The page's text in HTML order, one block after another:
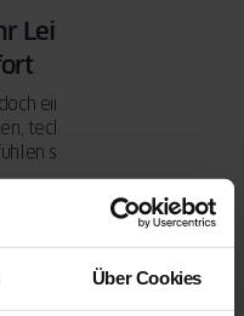
Über Cookies
Leitfaden zu
eine Herausforderung
technischen Begriffen und
sich viele Hausbesitzer